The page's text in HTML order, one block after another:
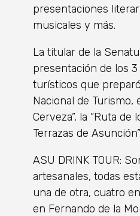
presentaciones
musicales y más.
La titular de la
presentación de los
turísticos que
Nacional de Turismo,
Cerveza”, la “Ruta de
Terrazas de Asunción”.
ASU DRINK TOUR:
artesanales, todas
una de otra, cuatro
en Fernando de la